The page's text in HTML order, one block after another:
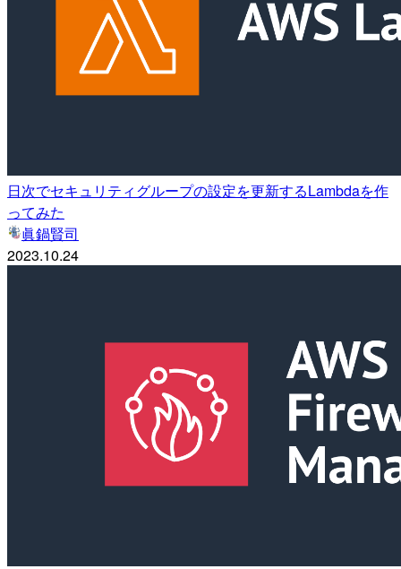
日次でセキュリティグループの設定を更新するLambdaを作
ってみた
眞鍋賢司
2023.10.24